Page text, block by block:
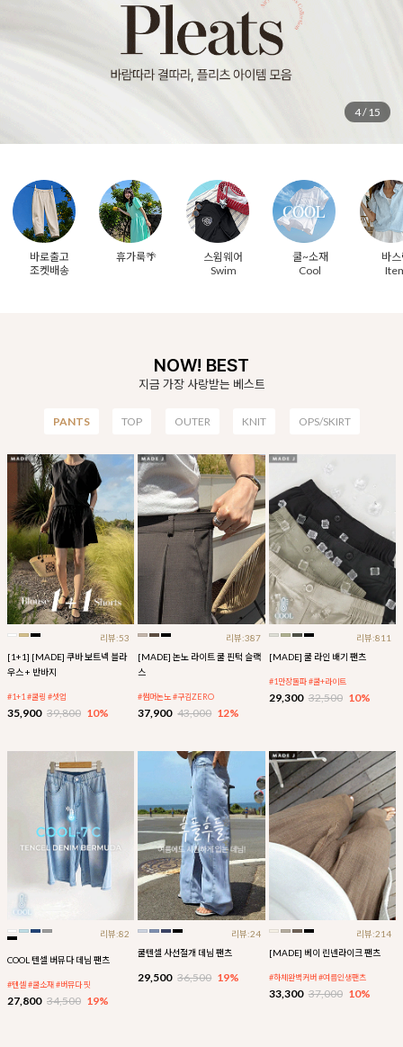
5/15
바로출고
조켓배송
휴가룩🌴
스윔웨어
Swim
쿨~소재
Cool
바
NOW! BEST
지금 가장 사랑받는 베스트
PANTS TOP OUTER KNIT OPS/SKIRT
리뷰:53
[1+1] [MADE] 쿠바 보트넥 블라
우스 + 반바지
#1+1 #쿨링 #셋업
35,900 39,800 10%
리뷰:387
[MADE] 논노 라이트 쿨 핀턱 슬랙
스
#썸머논노 #구김ZERO
37,900 43,000 12%
리뷰:811
[MADE] 쿨 라인 배기 팬츠
#1만장돌파 #쿨+라이트
29,300 32,500 10%
리뷰:82
COOL 텐셀 버뮤다 데님 팬츠
#텐셀 #쿨소재 #버뮤다 핏
27,800 34,500 19%
리뷰:24
쿨텐셀 사선절개 데님 팬츠
29,500 36,500 19%
리뷰:214
[MADE] 베이 린넨라이크 팬츠
#하체완벽커버 #여름인생팬츠
33,300 37,000 10%